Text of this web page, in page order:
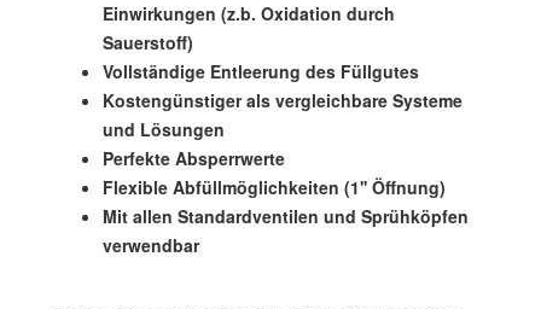
Einwirkungen (z.b. Oxidation durch
Sauerstoff)
Vollständige Entleerung des Füllgutes
Kostengünstiger als vergleichbare Systeme
und Lösungen
Perfekte Absperrwerte
Flexible Abfüllmöglichkeiten (1'' Öffnung)
Mit allen Standardventilen und Sprühköpfen
verwendbar